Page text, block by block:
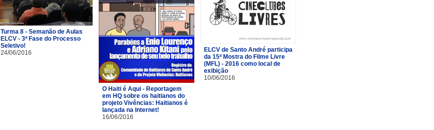
Turma 8 - Semanão de Aulas
ELCV - 3ª Fase do Processo
Seletivo!
24/06/2016
O Haiti é Aqui - Reportagem
em HQ sobre os haitianos do
projeto Vivências: Haitianos é
lançada na Internet!
16/06/2016
ELCV de Santo André participa
da 15ª Mostra do Filme Livre
(MFL) - 2016 como local de
exibição
10/06/2016